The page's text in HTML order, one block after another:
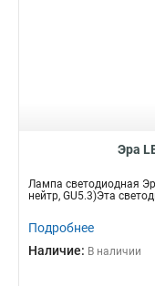
Эра
Лампа светодиодная
нейтр, GU5.3)Эта
Подробнее
Наличие: В наличии